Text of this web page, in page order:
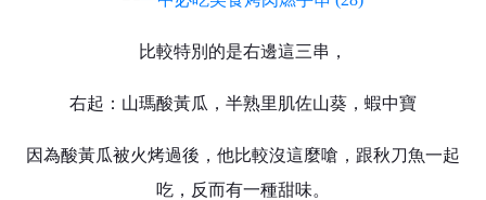
比較特別的是右邊這三串，
右起：山瑪酸黃瓜，半熟里肌佐山葵，蝦中寶
因為酸黃瓜被火烤過後，他比較沒這麼嗆，跟秋刀魚一起
吃，反而有一種甜味。